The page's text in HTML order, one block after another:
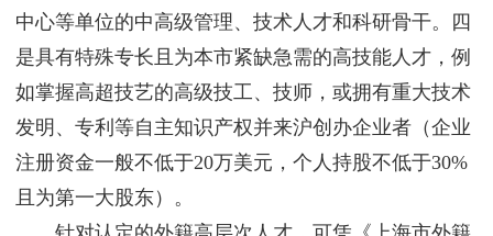
中心等单位的中高级管理、技术人才和科研骨干。四
是具有特殊专长且为本市紧缺急需的高技能人才，例
如掌握高超技艺的高级技工、技师，或拥有重大技术
发明、专利等自主知识产权并来沪创办企业者（企业
注册资金一般不低于20万美元，个人持股不低于30%
且为第一大股东）。